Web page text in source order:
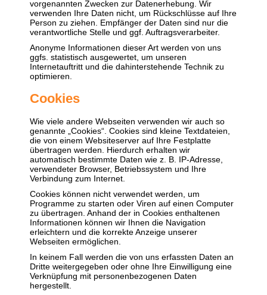
vorgenannten Zwecken zur Datenerhebung. Wir
verwenden Ihre Daten nicht, um Rückschlüsse auf Ihre
Person zu ziehen. Empfänger der Daten sind nur die
verantwortliche Stelle und ggf. Auftragsverarbeiter.
Anonyme Informationen dieser Art werden von uns
ggfs. statistisch ausgewertet, um unseren
Internetauftritt und die dahinterstehende Technik zu
optimieren.
Cookies
Wie viele andere Webseiten verwenden wir auch so
genannte „Cookies“. Cookies sind kleine Textdateien,
die von einem Websiteserver auf Ihre Festplatte
übertragen werden. Hierdurch erhalten wir
automatisch bestimmte Daten wie z. B. IP-Adresse,
verwendeter Browser, Betriebssystem und Ihre
Verbindung zum Internet.
Cookies können nicht verwendet werden, um
Programme zu starten oder Viren auf einen Computer
zu übertragen. Anhand der in Cookies enthaltenen
Informationen können wir Ihnen die Navigation
erleichtern und die korrekte Anzeige unserer
Webseiten ermöglichen.
In keinem Fall werden die von uns erfassten Daten an
Dritte weitergegeben oder ohne Ihre Einwilligung eine
Verknüpfung mit personenbezogenen Daten
hergestellt.